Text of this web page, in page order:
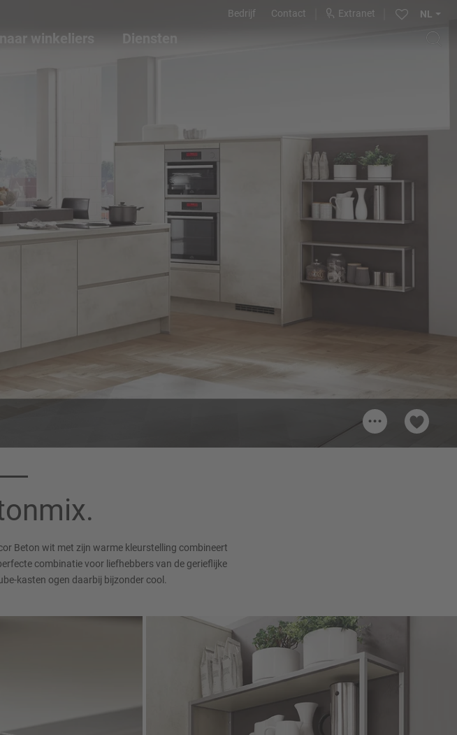
Bedrijf Contact Extranet NL
winkeliers Diensten
...
Beton wit met zijn warme kleurstelling combineert
combinatie voor liefhebbers van de gerieflijke
kasten ogen daarbij bijzonder cool.